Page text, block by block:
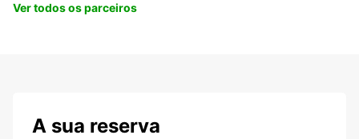
Ver todos os parceiros
A sua reserva